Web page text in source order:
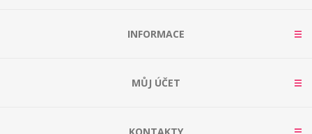
INFORMACE
MŮJ ÚČET